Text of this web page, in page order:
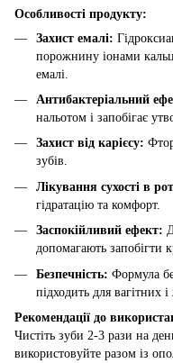
Особливості продукту:
Захист емалі:
порожнину іонами
емалі.
Антибактеріальний
нальотом і запобігає
Захист від карієсу:
зубів.
Лікування сухості в
гідратацію та комфорт.
Заспокійливий ефект:
допомагають запобігти
Безпечність: Формула
підходить для вагітних
Рекомендації до
Чистіть зуби 2-3 рази на
використовуйте разом із